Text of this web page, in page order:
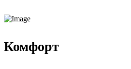
Комфорт